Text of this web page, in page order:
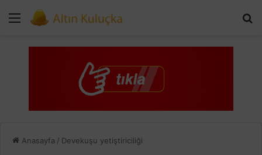
Menü
Anasayfa / Devekuşu yetiştiriciliği